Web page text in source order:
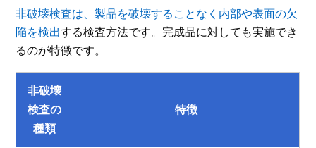
非破壊検査は、製品を破壊することなく内部や表面の欠
陥を検出する検査方法です。完成品に対しても実施でき
るのが特徴です。
非破壊
検査の
種類
特徴